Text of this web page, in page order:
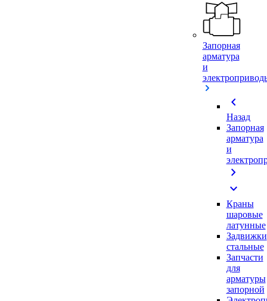
Запорная
арматура
и
chevron_left
Назад
Запорная
арматура
и
chevron_right
expand_more
Краны
шаровые
латунные
Задвижки
стальные
Запчасти
для
арматуры
запорной